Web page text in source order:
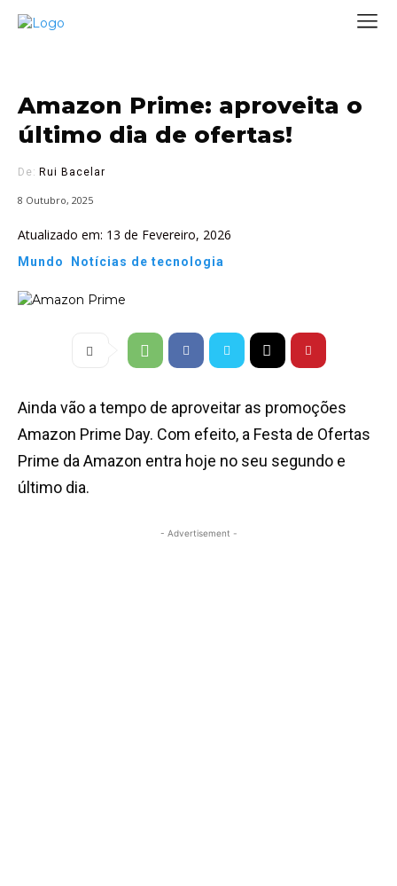
Amazon Prime: aproveita o
último dia de ofertas!
De: Rui Bacelar
8 Outubro, 2025
Atualizado em: 13 de Fevereiro, 2026
Mundo Notícias de tecnologia
Ainda vão a tempo de aproveitar as promoções
Amazon Prime Day. Com efeito, a Festa de Ofertas
Prime da Amazon entra hoje no seu segundo e
último dia.
- Advertisement -